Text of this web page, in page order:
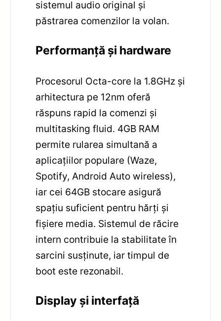
sistemul audio original și
păstrarea comenzilor la volan.
Performanță și hardware
Procesorul Octa-core la 1.8GHz și
arhitectura pe 12nm oferă
răspuns rapid la comenzi și
multitasking fluid. 4GB RAM
permite rularea simultană a
aplicațiilor populare (Waze,
Spotify, Android Auto wireless),
iar cei 64GB stocare asigură
spațiu suficient pentru hărți și
fișiere media. Sistemul de răcire
intern contribuie la stabilitate în
sarcini susținute, iar timpul de
boot este rezonabil.
Display și interfață